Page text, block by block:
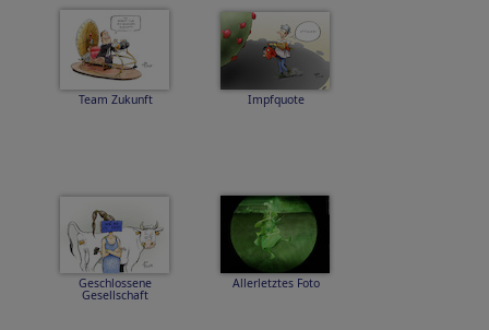
Team Zukunft Impfquote
Geschlossene
Gesellschaft
Allerletztes Foto